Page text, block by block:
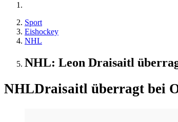
Sport
Eishockey
NHL
NHL: Leon Draisaitl
NHLDraisaitl überragt bei